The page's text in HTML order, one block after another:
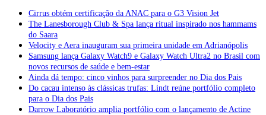
Cirrus obtém certificação da ANAC para o G3 Vision Jet
The Lanesborough Club & Spa lança ritual inspirado nos hammams
do Saara
Velocity e Aera inauguram sua primeira unidade em Adrianópolis
Samsung lança Galaxy Watch9 e Galaxy Watch Ultra2 no Brasil com
novos recursos de saúde e bem-estar
Ainda dá tempo: cinco vinhos para surpreender no Dia dos Pais
Do cacau intenso às clássicas trufas: Lindt reúne portfólio completo
para o Dia dos Pais
Darrow Laboratório amplia portfólio com o lançamento de Actine